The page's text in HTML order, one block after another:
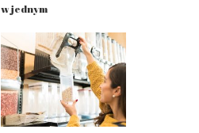
w jednym